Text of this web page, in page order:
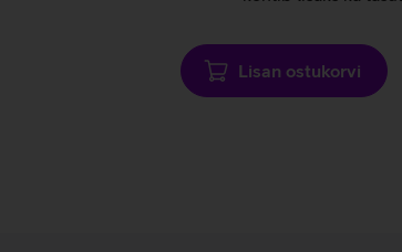
Lisan ostukorvi